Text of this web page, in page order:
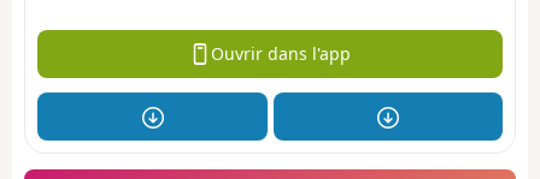
Ouvrir dans l'app